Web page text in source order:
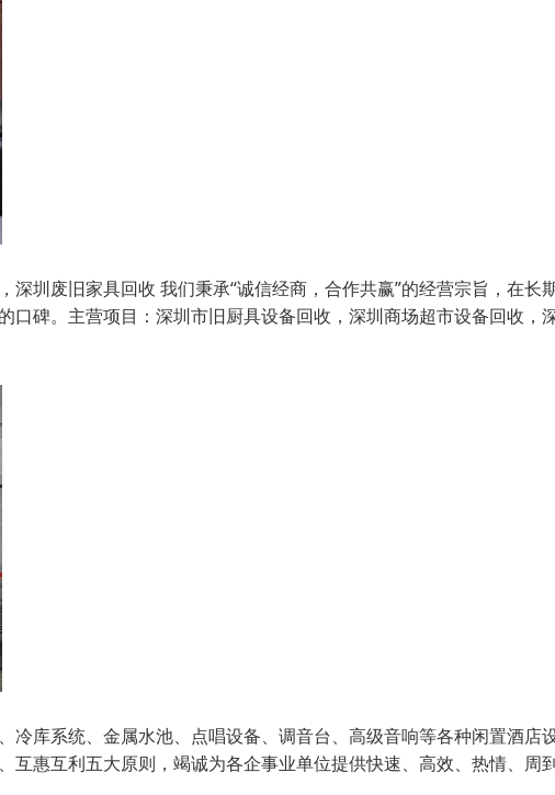
圳废旧家具回收 我们秉承“诚信经商，合作共赢”的经营宗旨，在长
口碑。主营项目：深圳市旧厨具设备回收，深圳商场超市设备回收，
库系统、金属水池、点唱设备、调音台、高级音响等各种闲置酒店
惠互利五大原则，竭诚为各企事业单位提供快速、高效、热情、周